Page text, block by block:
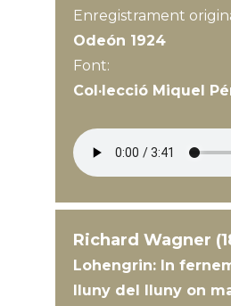
Enregistrament
Odeón 1924
Font:
Col·lecció Miquel
Richard Wagner
Lohengrin: In
lluny del lluny on